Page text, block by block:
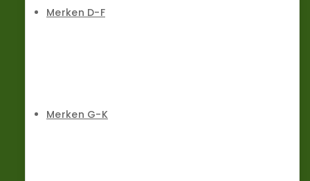
Merken D-F
Merken G-K